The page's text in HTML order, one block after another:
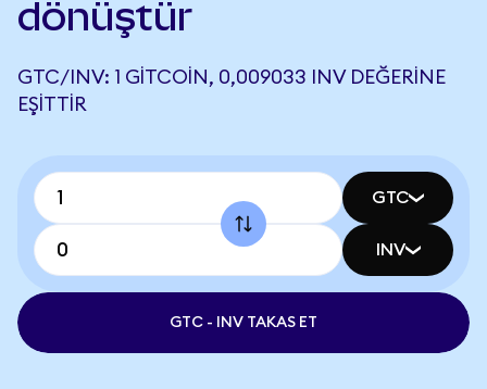
dönüştür
GTC/INV: 1 GITCOIN, 0,009033 INV DEĞERINE
EŞITTIR
GTC
INV
GTC - INV TAKAS ET